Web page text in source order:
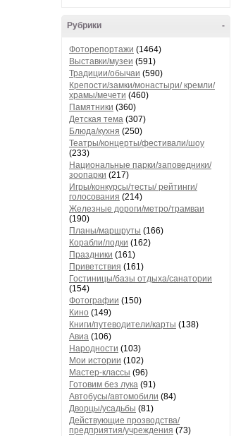
-
Рубрики
Фоторепортажи (1464)
Выставки/музеи (591)
Традиции/обычаи (590)
Крепости/замки/монастыри/ кремли/
храмы/мечети (460)
Памятники (360)
Детская тема (307)
Блюда/кухня (250)
Театры/концерты/фестивали/шоу
(233)
Национальные парки/заповедники/
зоопарки (217)
Игры/конкурсы/тесты/ рейтинги/
голосования (214)
Железные дороги/метро/трамваи
(190)
Планы/маршруты (166)
Корабли/лодки (162)
Праздники (161)
Приветствия (161)
Гостиницы/базы отдыха/санатории
(154)
Фотографии (150)
Кино (149)
Книги/путеводители/карты (138)
Авиа (106)
Народности (103)
Мои истории (102)
Мастер-классы (96)
Готовим без лука (91)
Автобусы/автомобили (84)
Дворцы/усадьбы (81)
Действующие прозводства/
предприятия/учреждения (73)